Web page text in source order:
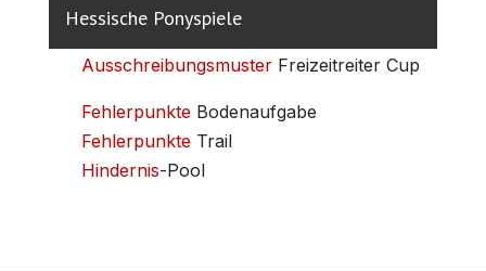
Hessische Ponyspiele
Ausschreibungsmuster Freizeitreiter Cup
Fehlerpunkte Bodenaufgabe
FehlerpunkteTrail
Hindernis-Pool